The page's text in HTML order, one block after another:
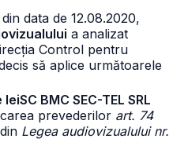
data de 12.08.2020,
a analizat
Control pentru
să aplice următoarele
leiSC BMC SEC-TEL SRL
prevederilor art. 74
din Legea audiovizualului nr.